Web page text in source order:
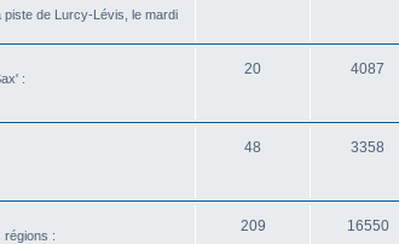
piste de Lurcy-Lévis, le mardi
:
20 4087
48 3358
régions :
209 16550